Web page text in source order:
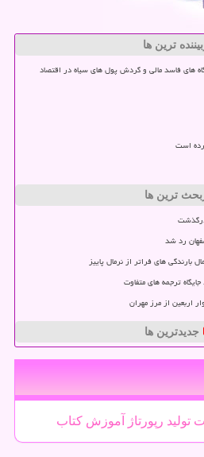
ترین ها
های فاسد مالی و گردش پول های سیاه در اقتصاد
است
ترین ها
درگذشت
بارندگی های فراتر از نرمال پاییز
ترجمه های متفاوت
اربعین از مرز مهران
جدیدترین ها
تولید رپورتاژ آموزش كتاب